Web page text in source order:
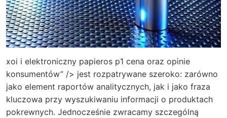
xoi i elektroniczny papieros p1 cena oraz opinie
konsumentów” /> jest rozpatrywane szeroko: zarówno
jako element raportów analitycznych, jak i jako fraza
kluczowa przy wyszukiwaniu informacji o produktach
pokrewnych. Jednocześnie zwracamy szczególną